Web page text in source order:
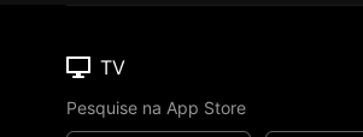
TV
Pesquise na App Store